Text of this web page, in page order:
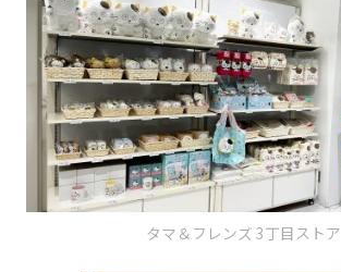
タマ＆フレンズ 3丁目ストア